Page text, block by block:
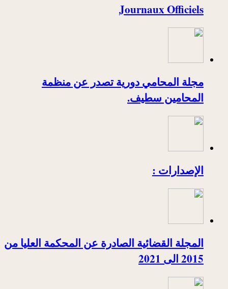
Journaux Officiels
مجلة المحامي دورية تصدر عن منظمة
المحامين سطيف.
الإصدارات :
المجلة القضائية الصادرة عن المحكمة العليا من
2015 الى 2021